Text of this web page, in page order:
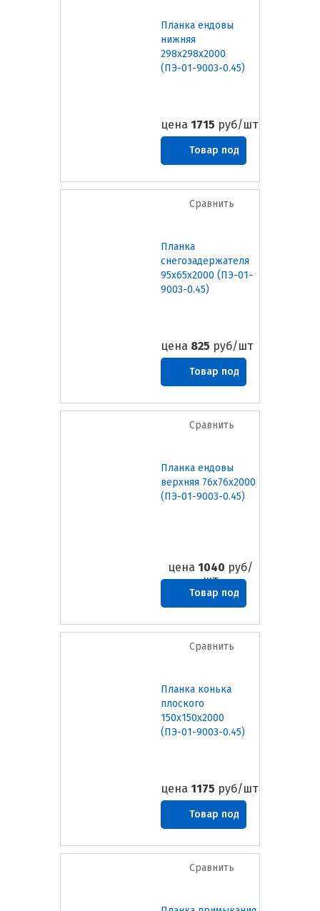
Планка ендовы
нижняя
298х298х2000
(ПЭ-01-9003-0.45)
цена 1715 руб/шт
Товар под
заказ
Сравнить
Планка
снегозадержателя
95х65х2000 (ПЭ-01-
9003-0.45)
цена 825 руб/шт
Товар под
заказ
Сравнить
Планка ендовы
верхняя 76х76х2000
(ПЭ-01-9003-0.45)
цена 1040 руб/
шт
Товар под
заказ
Сравнить
Планка конька
плоского
150х150х2000
(ПЭ-01-9003-0.45)
цена 1175 руб/шт
Товар под
заказ
Сравнить